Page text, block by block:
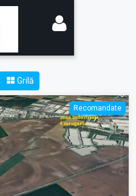
Grilă
Recomandate